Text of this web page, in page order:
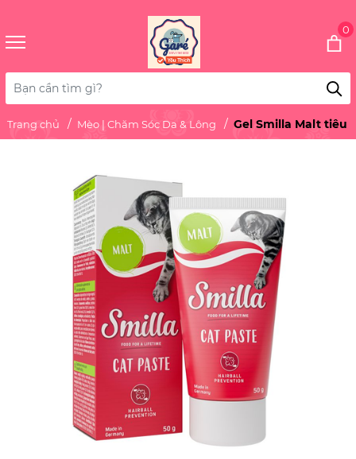
0
Trang chủ Mèo | Chăm Sóc Da & Lông Gel Smilla Malt tiêu